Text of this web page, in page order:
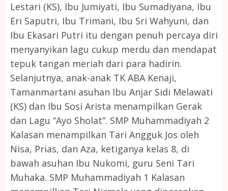
Lestari (KS), Ibu Jumiyati, Ibu Sumadiyana, Ibu
Eri Saputri, Ibu Trimani, Ibu Sri Wahyuni, dan
Ibu Ekasari Putri itu dengan penuh percaya diri
menyanyikan lagu cukup merdu dan mendapat
tepuk tangan meriah dari para hadirin.
Selanjutnya, anak-anak TK ABA Kenaji,
Tamanmartani asuhan Ibu Anjar Sidi Melawati
(KS) dan Ibu Sosi Arista menampilkan Gerak
dan Lagu “Ayo Sholat”. SMP Muhammadiyah 2
Kalasan menampilkan Tari Angguk Jos oleh
Nisa, Prias, dan Aza, ketiganya kelas 8, di
bawah asuhan Ibu Nukomi, guru Seni Tari
Muhaka. SMP Muhammadiyah 1 Kalasan